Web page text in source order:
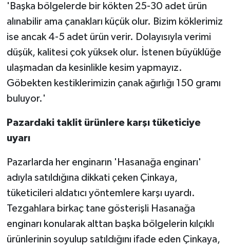
'Başka bölgelerde bir kökten 25-30 adet ürün
alınabilir ama çanakları küçük olur. Bizim köklerimiz
ise ancak 4-5 adet ürün verir. Dolayısıyla verimi
düşük, kalitesi çok yüksek olur. İstenen büyüklüğe
ulaşmadan da kesinlikle kesim yapmayız.
Göbekten kestiklerimizin çanak ağırlığı 150 gramı
buluyor.'
Pazardaki taklit ürünlere karşı tüketiciye
uyarı
Pazarlarda her enginarın 'Hasanağa enginarı'
adıyla satıldığına dikkati çeken Çinkaya,
tüketicileri aldatıcı yöntemlere karşı uyardı.
Tezgahlara birkaç tane gösterişli Hasanağa
enginarı konularak alttan başka bölgelerin kılçıklı
ürünlerinin soyulup satıldığını ifade eden Çinkaya,